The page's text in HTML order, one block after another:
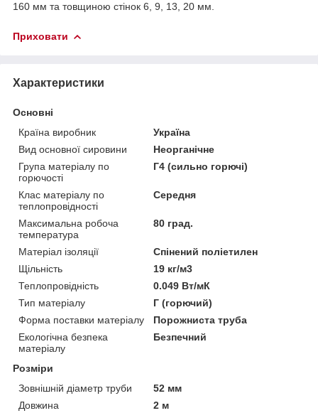
160 мм та товщиною стінок 6, 9, 13, 20 мм.
Приховати
Характеристики
Основні
Країна виробник
Україна
Вид основної сировини
Неорганічне
Група матеріалу по
горючості
Г4 (сильно горючі)
Клас матеріалу по
теплопровідності
Середня
Максимальна робоча
температура
80 град.
Матеріал ізоляції
Спінений поліетилен
Щільність
19 кг/м3
Теплопровідність
0.049 Вт/мК
Тип матеріалу
Г (горючий)
Форма поставки матеріалу
Порожниста труба
Екологічна безпека
матеріалу
Безпечний
Розміри
Зовнішній діаметр труби
52 мм
Довжина
2 м